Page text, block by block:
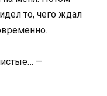
то, чего ждал
—